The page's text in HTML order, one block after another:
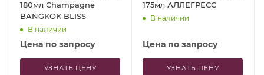
180мл Champagne
BANGKOK BLISS
В наличии
Цена по запросу
УЗНАТЬ ЦЕНУ
175мл АЛЛЕГРЕСС
В наличии
Цена по запросу
УЗНАТЬ ЦЕНУ